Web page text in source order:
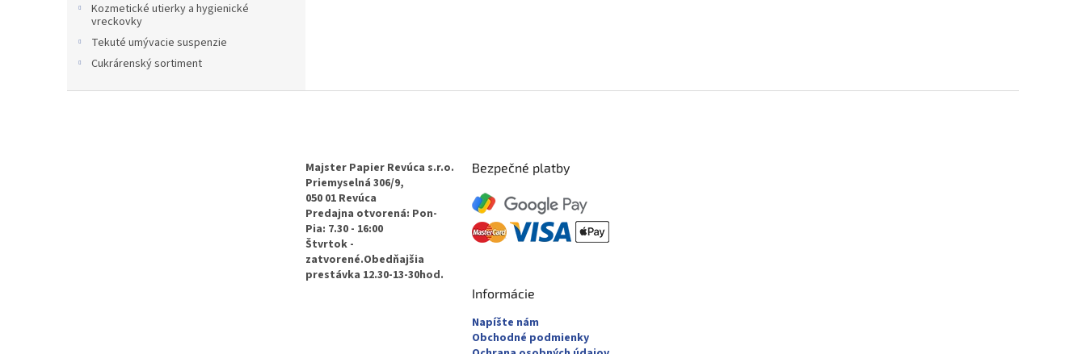
Kozmetické utierky a hygienické
vreckovky
Tekuté umývacie suspenzie
Cukrárenský sortiment
Majster Papier Revúca s.r.o.
Priemyselná 306/9,
050 01 Revúca
Predajna otvorená: Pon-
Pia: 7.30 - 16:00
Štvrtok -
zatvorené.Obedňajšia
prestávka 12.30-13-30hod.
Bezpečné platby
Informácie
Napíšte nám
Obchodné podmienky